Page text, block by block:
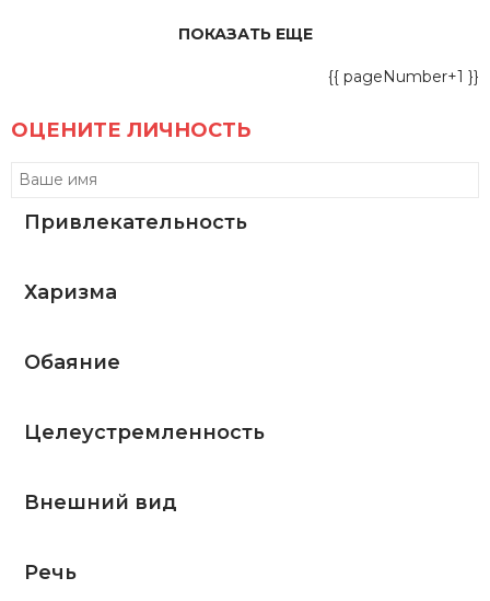
ПОКАЗАТЬ ЕЩЕ
{{ pageNumber+1 }}
ОЦЕНИТЕ ЛИЧНОСТЬ
Привлекательность
Харизма
Обаяние
Целеустремленность
Внешний вид
Речь